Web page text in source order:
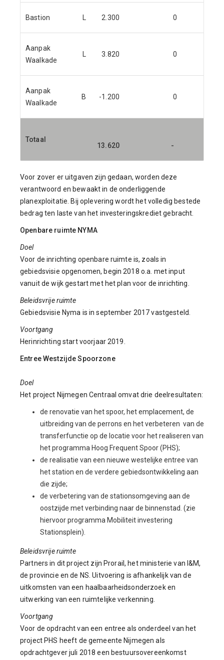
Bastion 2.300 0
Aanpak
Waalkade
3.820 0
Aanpak
Waalkade
B -1.200 0
Totaal
13.620 -
Voor zover er uitgaven zijn gedaan, worden deze
verantwoord en bewaakt in de onderliggende
planexploitatie. Bij oplevering wordt het volledig bestede
bedrag ten laste van het investeringskrediet gebracht.
Openbare ruimte NYMA
Doel
Voor de inrichting openbare ruimte is, zoals in
gebiedsvisie opgenomen, begin 2018 o.a. met input
vanuit de wijk gestart met het plan voor de inrichting.
Beleidsvrije ruimte
Gebiedsvisie Nyma is in september 2017 vastgesteld.
Voortgang
Herinrichting start voorjaar 2019.
Entree Westzijde Spoorzone
Doel
Het project Nijmegen Centraal omvat drie deelresultaten:
de renovatie van het spoor, het emplacement, de
uitbreiding van de perrons en het verbeteren van de
transferfunctie op de locatie voor het realiseren van
het programma Hoog Frequent Spoor (PHS);
de realisatie van een nieuwe westelijke entree van
het station en de verdere gebiedsontwikkeling aan
die zijde;
de verbetering van de stationsomgeving aan de
oostzijde met verbinding naar de binnenstad. (zie
hiervoor programma Mobiliteit investering
Stationsplein).
Beleidsvrije ruimte
Partners in dit project zijn Prorail, het ministerie van I&M,
de provincie en de NS. Uitvoering is afhankelijk van de
uitkomsten van een haalbaarheidsonderzoek en
uitwerking van een ruimtelijke verkenning.
Voortgang
Voor de opdracht van een entree als onderdeel van het
project PHS heeft de gemeente Nijmegen als
opdrachtgever juli 2018 een bestuursovereenkomst